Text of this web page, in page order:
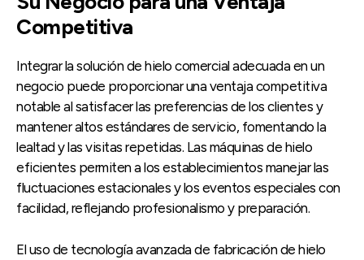
Competitiva
Integrar la solución de hielo comercial adecuada en un
negocio puede proporcionar una ventaja competitiva
notable al satisfacer las preferencias de los clientes y
mantener altos estándares de servicio, fomentando la
lealtad y las visitas repetidas. Las máquinas de hielo
eficientes permiten a los establecimientos manejar las
fluctuaciones estacionales y los eventos especiales con
facilidad, reflejando profesionalismo y preparación.
El uso de tecnología avanzada de fabricación de hielo